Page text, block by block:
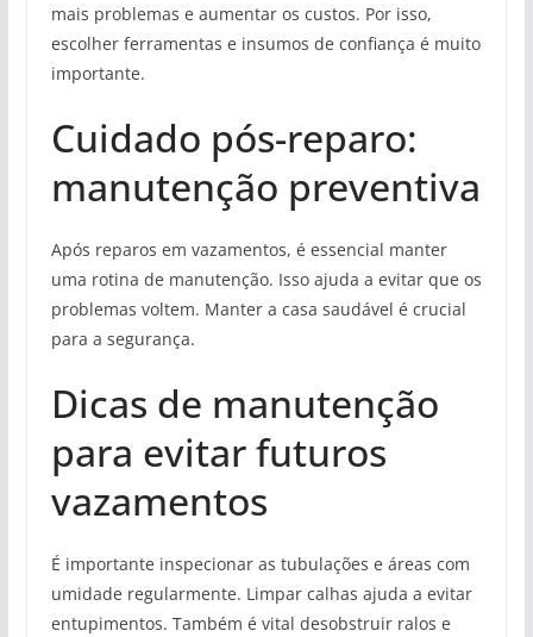
mais problemas e aumentar os custos. Por isso,
escolher ferramentas e insumos de confiança é muito
importante.
Cuidado pós-reparo:
manutenção preventiva
Após reparos em vazamentos, é essencial manter
uma rotina de manutenção. Isso ajuda a evitar que os
problemas voltem. Manter a casa saudável é crucial
para a segurança.
Dicas de manutenção
para evitar futuros
vazamentos
É importante inspecionar as tubulações e áreas com
umidade regularmente. Limpar calhas ajuda a evitar
entupimentos. Também é vital desobstruir ralos e